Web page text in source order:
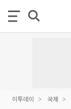
이투데이 국제